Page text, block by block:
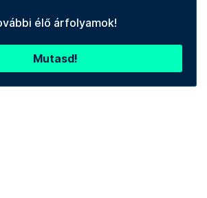
élő árfolyamok!
Mutasd!